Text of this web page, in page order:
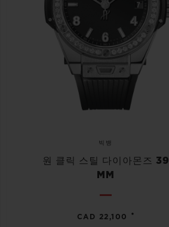
빅뱅
원 클릭 스틸 다이아몬즈 39
MM
CAD 22,100 •